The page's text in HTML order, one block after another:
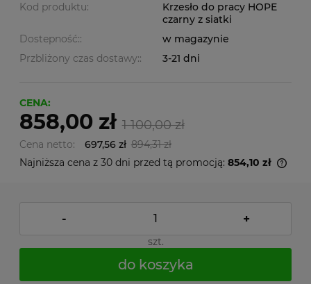
Kod produktu:
Krzesło do pracy HOPE
czarny z siatki
Dostepność::
w magazynie
Przbliżony czas dostawy::
3-21 dni
CENA:
858,00 zł 1 100,00 zł
Cena netto: 697,56 zł 894,31 zł
Najniższa cena z 30 dni przed tą promocją: 854,10 zł
- +
szt.
do koszyka